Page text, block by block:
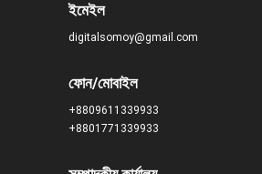
ইমেইল
digitalsomoy@gmail.com
ফোন/মোবাইল
+8809611339933
+8801771339933